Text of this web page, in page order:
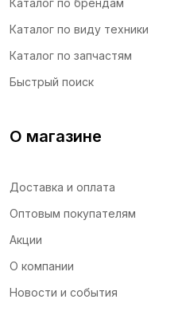
Каталог по брендам
Каталог по виду техники
Каталог по запчастям
Быстрый поиск
О магазине
Доставка и оплата
Оптовым покупателям
Акции
О компании
Новости и события